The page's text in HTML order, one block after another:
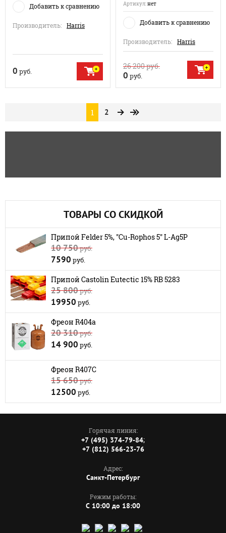
Добавить к сравнению
Производитель: Harris
0 руб.
Артикул:нет
Добавить к сравнению
Производитель: Harris
26 200руб.
0 руб.
1 2
ТОВАРЫ СО СКИДКОЙ
Припой Felder 5%, "Cu-Rophos 5" L-Ag5P
10 750руб.
7590 руб.
Припой Castolin Eutectic 15% RB 5283
25 800руб.
19950 руб.
Фреон R404a
20 310руб.
14 900 руб.
Фреон R407C
15 650руб.
12500 руб.
Горячая линия:
+7 (495) 374-79-84;
+7 (812) 566-23-76
Адрес:
Санкт-Петербург
Режим работы:
C 10:00 до 18:00